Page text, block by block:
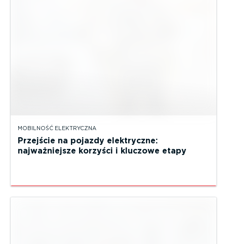
MOBILNOŚĆ ELEKTRYCZNA
Przejście na pojazdy elektryczne:
najważniejsze korzyści i kluczowe etapy